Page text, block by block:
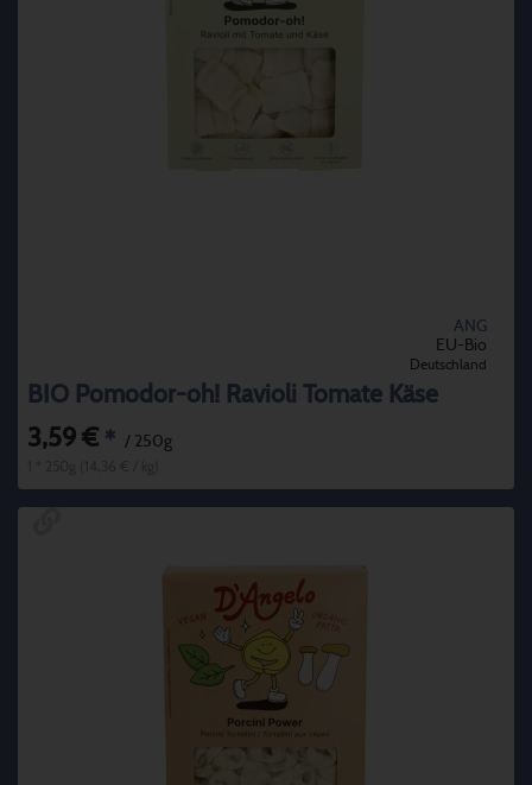
ANG
EU-Bio
Deutschland
BIO Pomodor-oh! Ravioli Tomate Käse
3,59 € * / 250g